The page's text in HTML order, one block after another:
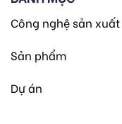
Công nghệ sản xuất
Sản phẩm
Dự án